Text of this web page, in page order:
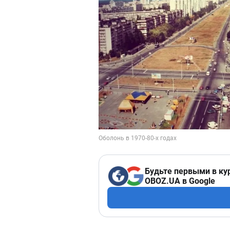
Будьте первыми в
OBOZ.UA в Google